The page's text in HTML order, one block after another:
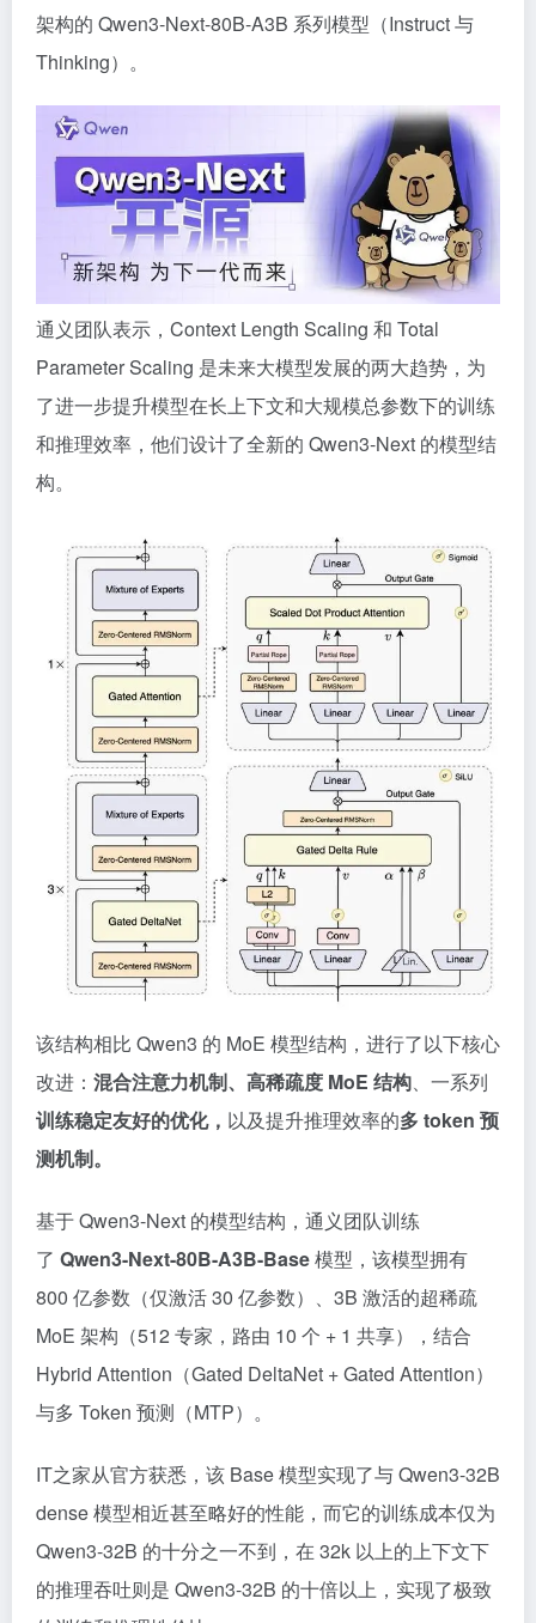
架构的 Qwen3-Next-80B-A3B 系列模型（Instruct 与
Thinking）。
通义团队表示，Context Length Scaling 和 Total
Parameter Scaling 是未来大模型发展的两大趋势，为
了进一步提升模型在长上下文和大规模总参数下的训练
和推理效率，他们设计了全新的 Qwen3-Next 的模型结
构。
该结构相比 Qwen3 的 MoE 模型结构，进行了以下核心
改进： 混合注意力机制、高稀疏度 MoE 结构、一系列
训练稳定友好的优化， 以及提升推理效率的多 token 预
测机制。
基于 Qwen3-Next 的模型结构，通义团队训练
了 Qwen3-Next-80B-A3B-Base模型，该模型拥有
800 亿参数（仅激活 30 亿参数）、3B 激活的超稀疏
MoE 架构（512 专家，路由 10 个 + 1 共享），结合
Hybrid Attention（Gated DeltaNet + Gated Attention）
与多 Token 预测（MTP）。
IT之家从官方获悉，该 Base 模型实现了与 Qwen3-32B
dense 模型相近甚至略好的性能，而它的训练成本仅为
Qwen3-32B 的十分之一不到，在 32k 以上的上下文下
的推理吞吐则是 Qwen3-32B 的十倍以上，实现了极致